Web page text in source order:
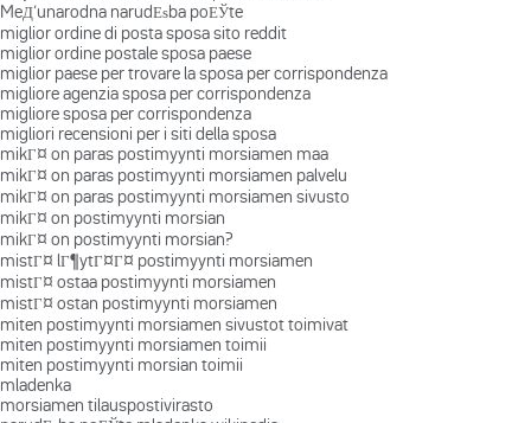
MeД‘unarodna narudЕѕba poЕЎte
miglior ordine di posta sposa sito reddit
miglior ordine postale sposa paese
miglior paese per trovare la sposa per corrispondenza
migliore agenzia sposa per corrispondenza
migliore sposa per corrispondenza
migliori recensioni per i siti della sposa
mikГ¤ on paras postimyynti morsiamen maa
mikГ¤ on paras postimyynti morsiamen palvelu
mikГ¤ on paras postimyynti morsiamen sivusto
mikГ¤ on postimyynti morsian
mikГ¤ on postimyynti morsian?
mistГ¤ lГ¶ytГ¤Г¤ postimyynti morsiamen
mistГ¤ ostaa postimyynti morsiamen
mistГ¤ ostan postimyynti morsiamen
miten postimyynti morsiamen sivustot toimivat
miten postimyynti morsiamen toimii
miten postimyynti morsian toimii
mladenka
morsiamen tilauspostivirasto